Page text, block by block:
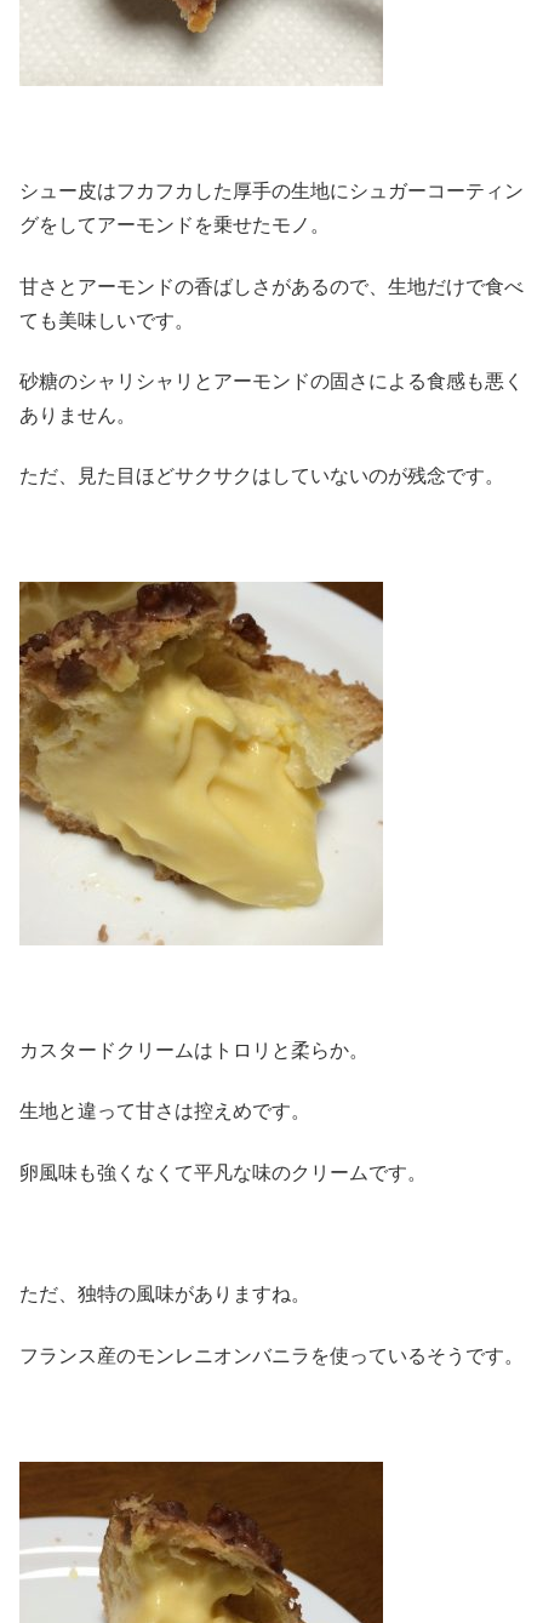
シュー皮はフカフカした厚手の生地にシュガーコーティン
グをしてアーモンドを乗せたモノ。
甘さとアーモンドの香ばしさがあるので、生地だけで食べ
ても美味しいです。
砂糖のシャリシャリとアーモンドの固さによる食感も悪く
ありません。
ただ、見た目ほどサクサクはしていないのが残念です。
カスタードクリームはトロリと柔らか。
生地と違って甘さは控えめです。
卵風味も強くなくて平凡な味のクリームです。
ただ、独特の風味がありますね。
フランス産のモンレニオンバニラを使っているそうです。